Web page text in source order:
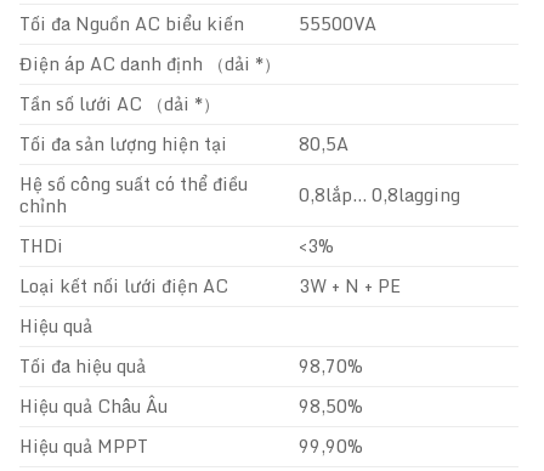
Tối đa Nguồn AC biểu kiến
55500VA
Điện áp AC danh định （dải *）
Tần số lưới AC （dải *）
Tối đa sản lượng hiện tại
80,5A
Hệ số công suất có thể điều
chỉnh
0,8lắp… 0,8lagging
THDi
<3%
Loại kết nối lưới điện AC
3W + N + PE
Hiệu quả
Tối đa hiệu quả
98,70%
Hiệu quả Châu Âu
98,50%
Hiệu quả MPPT
99,90%